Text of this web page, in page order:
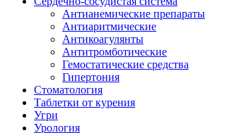
Антианемические препараты
Антиаритмические
Антикоагулянты
Антитромботические
Гемостатические средства
Гипертония
Стоматология
Таблетки от курения
Угри
Урология